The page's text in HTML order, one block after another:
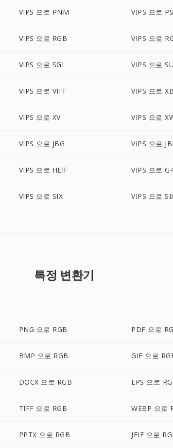
VIPS 으로 PNM VIPS 으로
VIPS 으로 RGB VIPS 으로
VIPS 으로 SGI VIPS 으로
VIPS 으로 VIFF VIPS 으로
VIPS 으로 XV VIPS 으로
VIPS 으로 JBG VIPS 으로
VIPS 으로 HEIF VIPS 으로
VIPS 으로 SIX VIPS 으로
특정 변환기
PNG 으로 RGB PDF 으로
BMP 으로 RGB GIF 으로
DOCX 으로 RGB EPS 으로
TIFF 으로 RGB WEBP 으로
PPTX 으로 RGB JFIF 으로